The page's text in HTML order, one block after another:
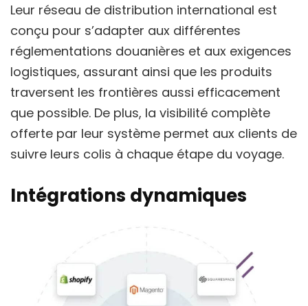
Leur réseau de distribution international est
conçu pour s’adapter aux différentes
réglementations douanières et aux exigences
logistiques, assurant ainsi que les produits
traversent les frontières aussi efficacement
que possible. De plus, la visibilité complète
offerte par leur système permet aux clients de
suivre leurs colis à chaque étape du voyage.
Intégrations dynamiques